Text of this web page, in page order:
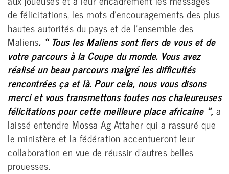
de félicitations, les mots d’encouragements des plus
hautes autorités du pays et de l’ensemble des
Maliens. « Tous les Maliens sont fiers de vous et de
votre parcours à la Coupe du monde. Vous avez
réalisé un beau parcours malgré les difficultés
rencontrées ça et là. Pour cela, nous vous disons
merci et vous transmettons toutes nos chaleureuses
félicitations pour cette meilleure place africaine », a
laissé entendre Mossa Ag Attaher qui a rassuré que
le ministère et la fédération accentueront leur
collaboration en vue de réussir d’autres belles
prouesses.